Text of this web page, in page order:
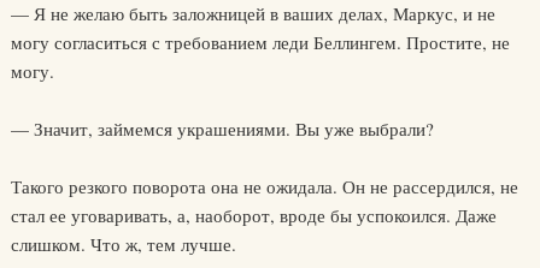
— Я не желаю быть заложницей в ваших делах, Маркус, и не
могу согласиться с требованием леди Беллингем. Простите, не
могу.
— Значит, займемся украшениями. Вы уже выбрали?
Такого резкого поворота она не ожидала. Он не рассердился, не
стал ее уговаривать, а, наоборот, вроде бы успокоился. Даже
слишком. Что ж, тем лучше.